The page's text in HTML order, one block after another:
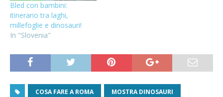
Bled con bambini:
itinerario tra laghi,
millefoglie e dinosauri!
In "Slovenia"
COSA FARE A ROMA MOSTRA DINOSAURI